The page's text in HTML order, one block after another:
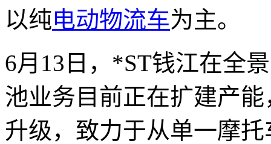
以纯电动物流车为主。
6月13日，*ST钱江在全
池业务目前正在扩建产
升级，致力于从单一摩